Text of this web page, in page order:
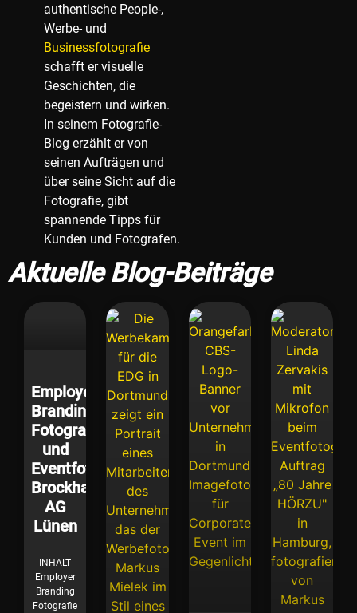
authentische People-,
Werbe- und
Businessfotografie
schafft er visuelle
Geschichten, die
begeistern und wirken.
In seinem Fotografie-
Blog erzählt er von
seinen Aufträgen und
über seine Sicht auf die
Fotografie, gibt
spannende Tipps für
Kunden und Fotografen.
Aktuelle Blog-Beiträge
Employer
Branding
Fotografie
und
Eventfotografie
Brockhaus
AG
Lünen
INHALT
Employer
Branding
Fotografie